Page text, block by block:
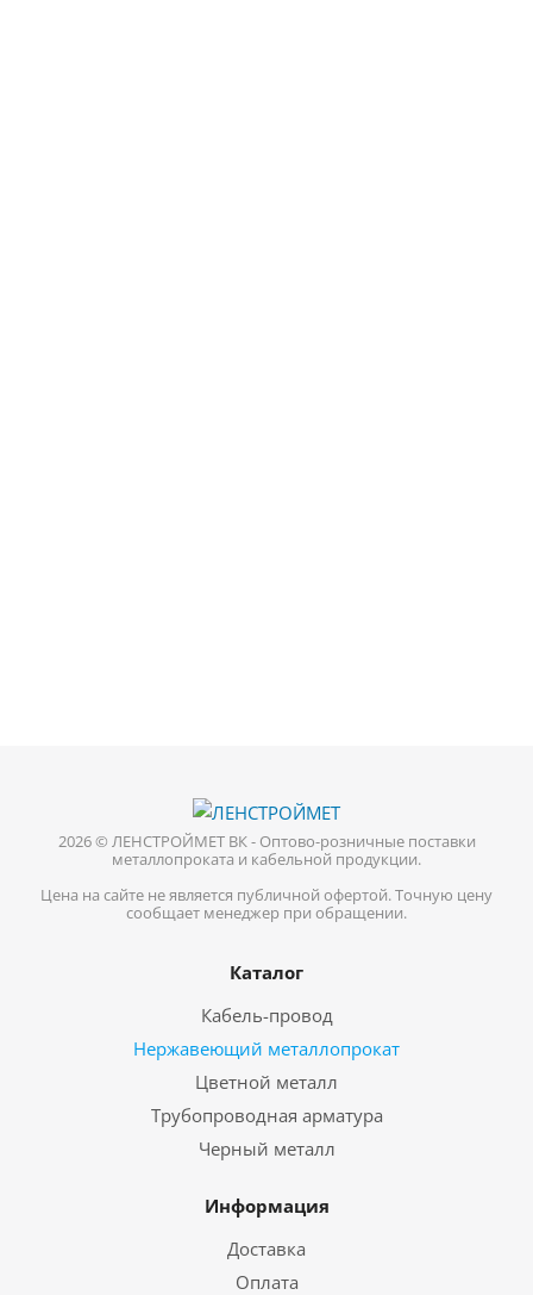
2026 © ЛЕНСТРОЙМЕТ ВК - Оптово-розничные поставки
металлопроката и кабельной продукции.
Цена на сайте не является публичной офертой. Точную цену
сообщает менеджер при обращении.
Каталог
Кабель-провод
Нержавеющий металлопрокат
Цветной металл
Трубопроводная арматура
Черный металл
Информация
Доставка
Оплата